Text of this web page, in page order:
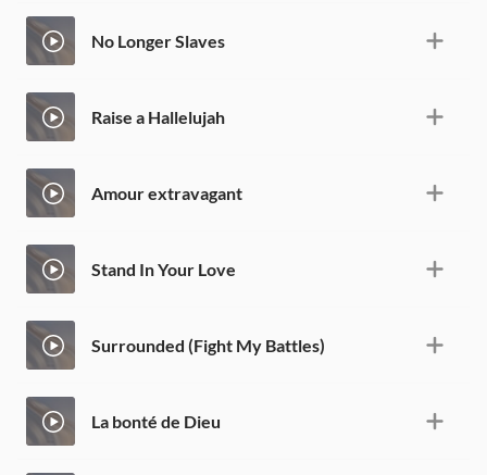
No Longer Slaves
Raise a Hallelujah
Amour extravagant
Stand In Your Love
Surrounded (Fight My Battles)
La bonté de Dieu